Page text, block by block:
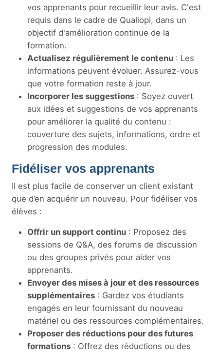
vos apprenants pour recueillir leur avis. C'est
requis dans le cadre de Qualiopi, dans un
objectif d'amélioration continue de la
formation.
Actualisez régulièrement le contenu : Les
informations peuvent évoluer. Assurez-vous
que votre formation reste à jour.
Incorporer les suggestions : Soyez ouvert
aux idées et suggestions de vos apprenants
pour améliorer la qualité du contenu :
couverture des sujets, informations, ordre et
progression des modules.
Fidéliser vos apprenants
Il est plus facile de conserver un client existant
que d’en acquérir un nouveau. Pour fidéliser vos
élèves :
Offrir un support continu : Proposez des
sessions de Q&A, des forums de discussion
ou des groupes privés pour aider vos
apprenants.
Envoyer des mises à jour et des ressources
supplémentaires : Gardez vos étudiants
engagés en leur fournissant du nouveau
matériel ou des ressources complémentaires.
Proposer des réductions pour des futures
formations : Offrez des réductions ou des